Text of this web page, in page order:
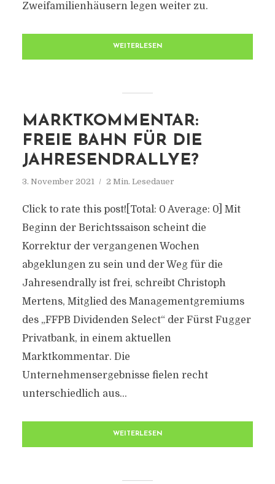
Zweifamilienhäusern legen weiter zu.
WEITERLESEN
MARKTKOMMENTAR:
FREIE BAHN FÜR DIE
JAHRESENDRALLYE?
3. November 2021 2 Min. Lesedauer
Click to rate this post![Total: 0 Average: 0] Mit
Beginn der Berichtssaison scheint die
Korrektur der vergangenen Wochen
abgeklungen zu sein und der Weg für die
Jahresendrally ist frei, schreibt Christoph
Mertens, Mitglied des Managementgremiums
des „FFPB Dividenden Select“ der Fürst Fugger
Privatbank, in einem aktuellen
Marktkommentar. Die
Unternehmensergebnisse fielen recht
unterschiedlich aus...
WEITERLESEN